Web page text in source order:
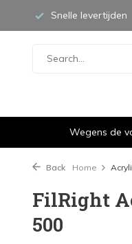
Snelle levertijden
Wegens de
Back Home
FilRight
500